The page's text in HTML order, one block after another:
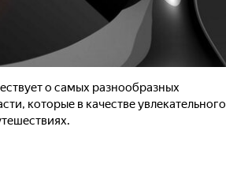
о самых разнообразных
которые в качестве увлекательного